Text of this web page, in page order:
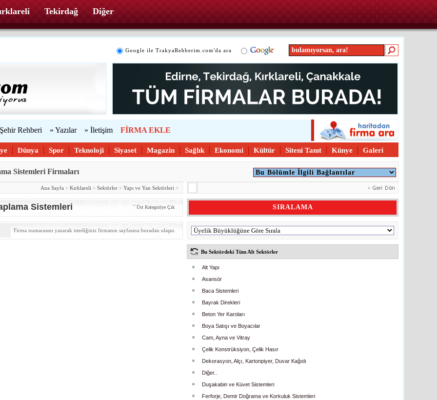
Tekirdağ Diğer
Google ile TrakyaRehberim.com'da ara
Rehberi » Yazılar » İletişim FİRMA EKLE
Dünya Spor Teknoloji Siyaset Magazin Sağlık Ekonomi Kültür Siteni Tanıt Künye Galeri
Sistemleri Firmaları
Ana Sayfa > Kırklareli > Sektörler > Yapı ve Yan Sektörleri >
Sistemleri ˆ Üst Kategoriye Çık
Firma numarasını yazarak istediğiniz firmanın sayfasına buradan ulaşın.
SIRALAMA
Bu Sektördeki Tüm Alt Sektörler
Alt Yapı
Asansör
Baca Sistemleri
Bayrak Direkleri
Beton Yer Karoları
Boya Satışı ve Boyacılar
Cam, Ayna ve Vitray
Çelik Konstrüksiyon, Çelik Hasır
Dekorasyon, Alçı, Kartonpiyer, Duvar Kağıdı
Diğer..
Duşakabin ve Küvet Sistemleri
Ferforje, Demir Doğrama ve Korkuluk Sistemleri